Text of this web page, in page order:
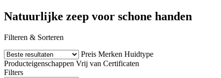
Natuurlijke zeep voor schone handen
Filteren & Sorteren
Preis Merken Huidtype
Producteigenschappen Vrij van Certificaten
Filters